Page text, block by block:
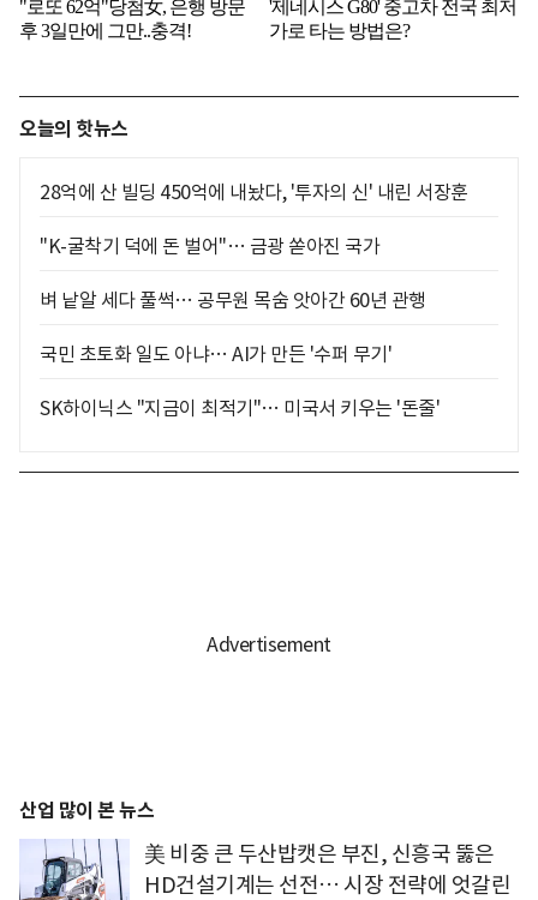
오늘의 핫뉴스
28억에 산 빌딩 450억에 내놨다, '투자의 신' 내린 서장훈
"K-굴착기 덕에 돈 벌어"… 금광 쏟아진 국가
벼 낱알 세다 풀썩… 공무원 목숨 앗아간 60년 관행
국민 초토화 일도 아냐… AI가 만든 '수퍼 무기'
SK하이닉스 "지금이 최적기"… 미국서 키우는 '돈줄'
산업 많이 본 뉴스
美 비중 큰 두산밥캣은 부진, 신흥국 뚫은
HD건설기계는 선전… 시장 전략에 엇갈린